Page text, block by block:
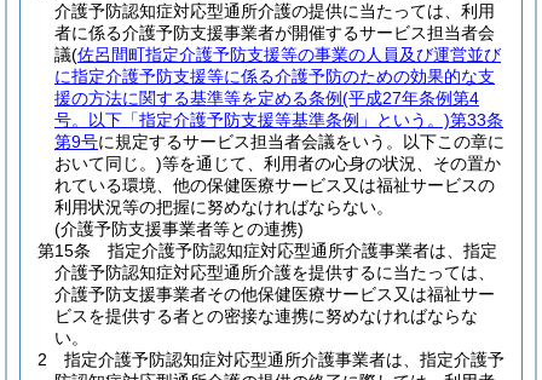
介護予防認知症対応型通所介護の提供に当たっては、利用
者に係る介護予防支援事業者が開催するサービス担当者会
議(佐呂間町指定介護予防支援等の事業の人員及び運営並び
に指定介護予防支援等に係る介護予防のための効果的な支
援の方法に関する基準等を定める条例(平成27年条例第4
号。以下「指定介護予防支援等基準条例」という。)第33条
第9号に規定するサービス担当者会議をいう。以下この章に
おいて同じ。)等を通じて、利用者の心身の状況、その置か
れている環境、他の保健医療サービス又は福祉サービスの
利用状況等の把握に努めなければならない。
(介護予防支援事業者等との連携)
第15条
指定介護予防認知症対応型通所介護事業者は、指定
介護予防認知症対応型通所介護を提供するに当たっては、
介護予防支援事業者その他保健医療サービス又は福祉サー
ビスを提供する者との密接な連携に努めなければならな
い。
2
指定介護予防認知症対応型通所介護事業者は、指定介護予